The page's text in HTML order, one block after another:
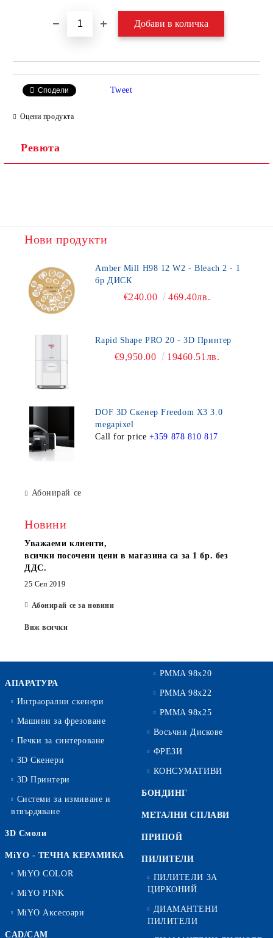
Сподели Tweet
Оцени продукта
Ревюта
Нови продукти
Amber Mill H98 12 W2 - Bleach 2 - 1
бр ДИСК
€240.00 469.40лв.
Rapid Shape PRO 20 - 3D Принтер
€9,950.00 19460.51лв.
DOF 3D Скенер Freedom X3 3.0
megapixel
Call for price +359 878 810 817
Абонирай се
Новини
Уважаеми клиенти,
всички посочени цени в магазина са за 1 бр. без
ДДС.
25 Сеп 2019
Абонирай се за новини
Виж всички
АПАРАТУРА
Интраорални скенери
Машини за фрезоване
Печки за синтероване
3D Скенери
3D Принтери
Системи за измиване и
втвърдяване
3D Смоли
MiYO - ТЕЧНА КЕРАМИКА
MiYO COLOR
MiYO PINK
MiYO Аксесоари
CAD/CAM
PMMA 98x20
PMMA 98x22
PMMA 98x25
Восъчни Дискове
ФРЕЗИ
КОНСУМАТИВИ
БОНДИНГ
МЕТАЛНИ СПЛАВИ
ПРИПОЙ
ПИЛИТЕЛИ
ПИЛИТЕЛИ ЗА
ЦИРКОНИЙ
ДИАМАНТЕНИ
ПИЛИТЕЛИ